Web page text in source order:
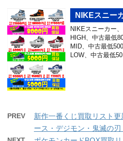
NIKEスニー
NIKEスニーカー
HIGH、中古最低
MID、中古最低
LOW、中古最低
PREV
新作一番くじ買取リスト
ース・デジモン・鬼滅の